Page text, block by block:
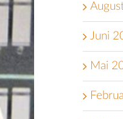
Juni
Mai